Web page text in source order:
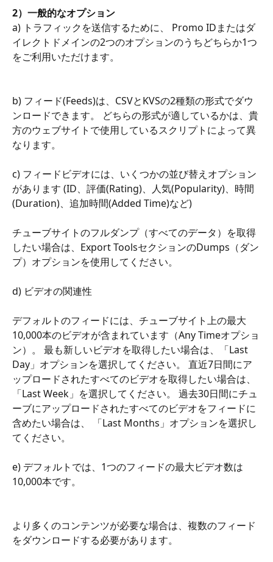
2）一般的なオプション
a) トラフィックを送信するために、 Promo IDまたはダ
イレクトドメインの2つのオプションのうちどちらか1つ
をご利用いただけます。
b) フィード(Feeds)は、CSVとKVSの2種類の形式でダウ
ンロードできます。 どちらの形式が適しているかは、貴
方のウェブサイトで使用しているスクリプトによって異
なります。
c) フィードビデオには、いくつかの並び替えオプション
があります (ID、評価(Rating)、人気(Popularity)、時間
(Duration)、追加時間(Added Time)など)
チューブサイトのフルダンプ（すべてのデータ）を取得
したい場合は、Export ToolsセクションのDumps（ダン
プ）オプションを使用してください。
d) ビデオの関連性
デフォルトのフィードには、チューブサイト上の最大
10,000本のビデオが含まれています（Any Timeオプショ
ン）。 最も新しいビデオを取得したい場合は、「Last
Day」オプションを選択してください。 直近7日間にア
ップロードされたすべてのビデオを取得したい場合は、
「Last Week」を選択してください。 過去30日間にチュ
ーブにアップロードされたすべてのビデオをフィードに
含めたい場合は、 「Last Months」オプションを選択し
てください。
e) デフォルトでは、1つのフィードの最大ビデオ数は
10,000本です。
より多くのコンテンツが必要な場合は、複数のフィード
をダウンロードする必要があります。